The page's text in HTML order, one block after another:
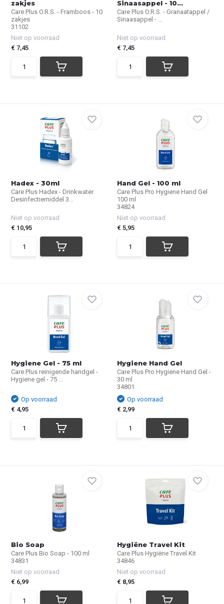
zakjes
Care Plus O.R.S. - Framboos - 10
zakjes
31102
Niet op voorraad
€ 7,45
Sinaasappel - 10...
Care Plus O.R.S. - Granaatappel /
Sinaasappel - ...
Niet op voorraad
€ 7,45
Hadex - 30ml
Care Plus Hadex - Drinkwater
Desinfectiemiddel 3...
Niet op voorraad
€ 10,95
Hand Gel - 100 ml
Care Plus Pro Hygiene Hand Gel
100 ml
34824
Niet op voorraad
€ 5,95
Hygiene Gel - 75 ml
Care Plus reinigende handgel -
Hygiene gel - 75 ...
Op voorraad
€ 4,95
Hygiene Hand Gel
Care Plus Pro Hygiene Hand Gel -
30 ml
34801
Op voorraad
€ 2,99
Bio Soap
Care Plus Bio Soap - 100 ml
34831
Niet op voorraad
€ 6,99
Hygiëne Travel Kit
Care Plus Hygiëne Travel Kit
34846
Niet op voorraad
€ 8,95